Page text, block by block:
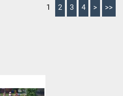
1 2 3 4 > >>